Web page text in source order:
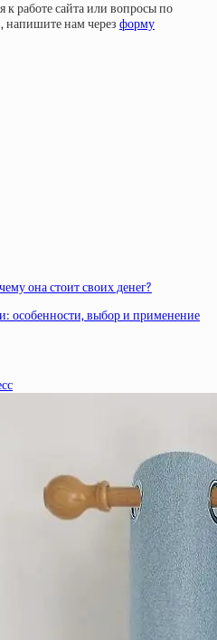
работе сайта или вопросы по
напишите нам через форму
она стоит своих денег?
особенности, выбор и применение